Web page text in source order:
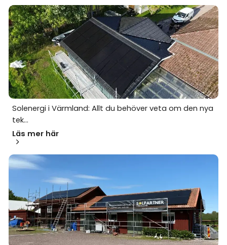
Solenergi i Värmland: Allt du behöver veta om den nya
tek...
Läs mer här